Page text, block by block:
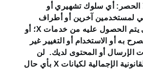
الحصر: أي سلوك تشهيري أو
لمستخدمين آخرين أو أطراف
ثالثة؛ (3) أي محتوى يتم الحصول عليه من خدمات X؛ أو
به أو الاستخدام أو التغيير غير
الإرسال أو المحتوى لديك. لن
تتجاوز المسؤولية القانونية الإجمالية لكيانات X بأي حال